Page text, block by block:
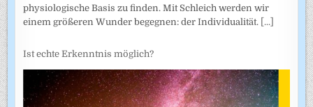
physiologische Basis zu finden. Mit Schleich werden wir
einem größeren Wunder begegnen: der Individualität. [...]
Ist echte Erkenntnis möglich?